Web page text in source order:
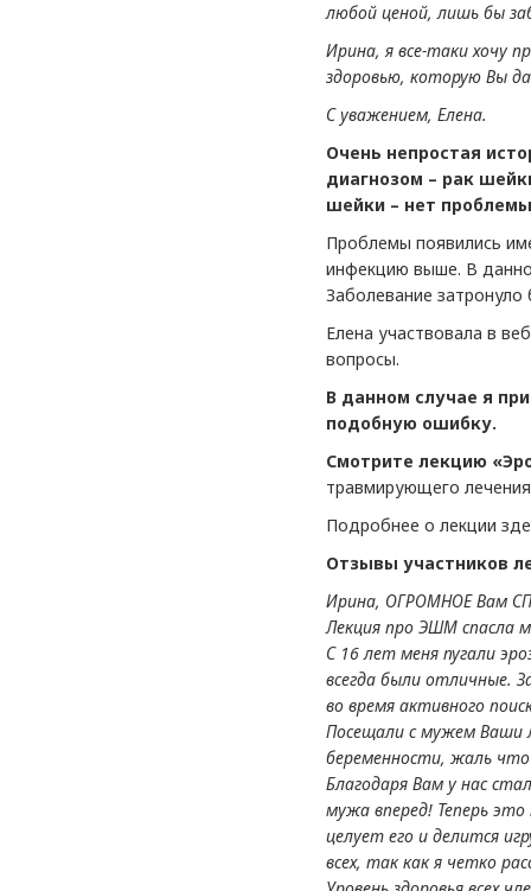
любой ценой, лишь бы
Ирина, я все-таки хочу
здоровью, которую Вы
С уважением, Елена.
Очень непростая
диагнозом – рак
шейки – нет
Проблемы появились
инфекцию выше. В
Заболевание затронуло
Елена участвовала в
вопросы.
В данном случае я
подобную ошибку.
Смотрите лекцию
травмирующего
Подробнее о лекции
Отзывы участников
Ирина, ОГРОМНОЕ Вам
Лекция про ЭШМ спасла
С 16 лет меня пугали
всегда были отличные.
во время активного
Посещали с мужем Ваши
беременности, жаль что
Благодаря Вам у нас
мужа вперед! Теперь
целует его и делится
всех, так как я четко